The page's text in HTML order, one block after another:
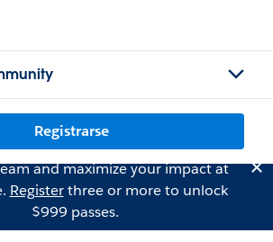
Registrarse
and maximize your impact at
Registerthree or more to unlock
$999 passes.